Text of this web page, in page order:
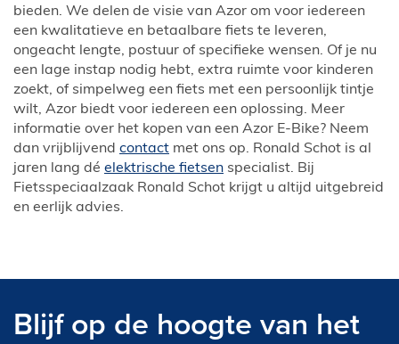
bieden. We delen de visie van Azor om voor iedereen
een kwalitatieve en betaalbare fiets te leveren,
ongeacht lengte, postuur of specifieke wensen. Of je nu
een lage instap nodig hebt, extra ruimte voor kinderen
zoekt, of simpelweg een fiets met een persoonlijk tintje
wilt, Azor biedt voor iedereen een oplossing. Meer
informatie over het kopen van een Azor E-Bike? Neem
dan vrijblijvend contact met ons op. Ronald Schot is al
jaren lang dé elektrische fietsen specialist. Bij
Fietsspeciaalzaak Ronald Schot krijgt u altijd uitgebreid
en eerlijk advies.
Blijf op de hoogte van het